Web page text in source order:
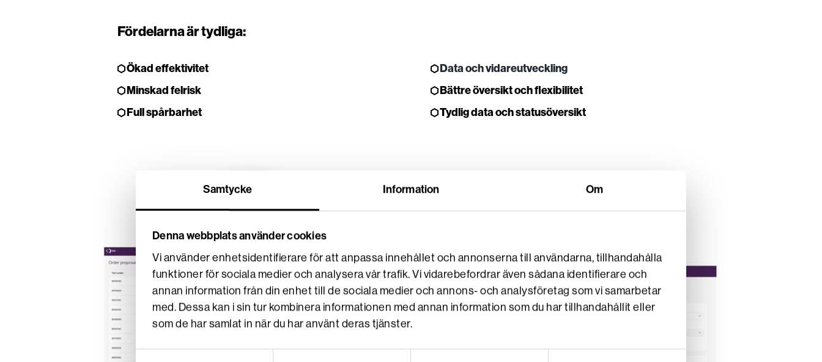
Samtycke Information Om
Denna webbplats använder cookies
Vi använder enhetsidentifierare för att anpassa innehållet och annonserna till användarna, tillhandahålla
funktioner för sociala medier och analysera vår trafik. Vi vidarebefordrar även sådana identifierare och
annan information från din enhet till de sociala medier och annons- och analysföretag som vi samarbetar
med. Dessa kan i sin tur kombinera informationen med annan information som du har tillhandahållit eller
som de har samlat in när du har använt deras tjänster.
Fördelarna är tydliga:
Ökad effektivitet
Data och vidareutveckling
Minskad felrisk
Bättre översikt och flexibilitet
Full spårbarhet
Tydlig data och statusöversikt